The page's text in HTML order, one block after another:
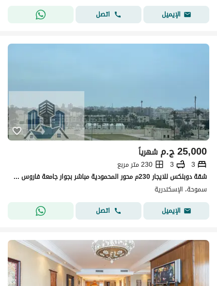
الإيميل
اتصل
ج.م25,000 شهرياً
3
3
230 متر مربع
شقة دوبلكس للايجار 230م محور المحمودية مباشر بجوار جامعة فاروس سموحة بدواليب المطبخ فيو مفتوح سوبر لوكس
سموحة، الإسكندرية
الإيميل
اتصل